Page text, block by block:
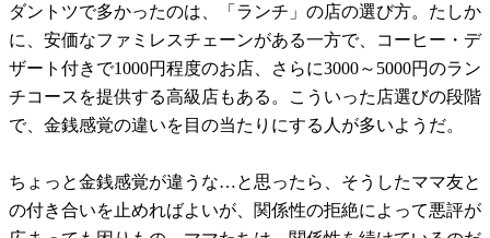
ダントツで多かったのは、「ランチ」の店の選び方。たしか
に、安価なファミレスチェーンがある一方で、コーヒー・デ
ザート付きで1000円程度のお店、さらに3000～5000円のラン
チコースを提供する高級店もある。こういった店選びの段階
で、金銭感覚の違いを目の当たりにする人が多いようだ。
ちょっと金銭感覚が違うな…と思ったら、そうしたママ友と
の付き合いを止めればよいが、関係性の拒絶によって悪評が